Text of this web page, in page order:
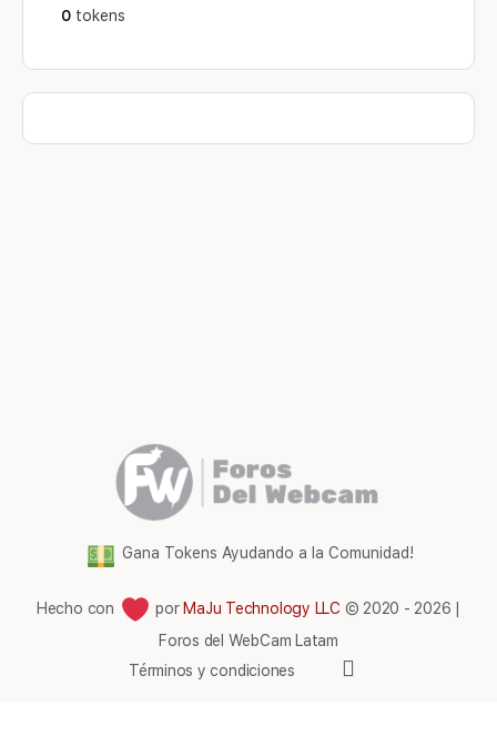
0 tokens
Gana Tokens Ayudando a la Comunidad!
Hecho con porMaJu Technology LLC © 2020 - 2026 |
Foros del WebCam Latam
Términos y condiciones